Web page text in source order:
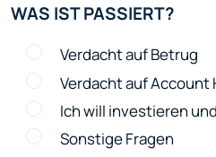
WAS IST PASSIERT?
Verdacht auf Betrug
Verdacht auf Account
Ich will investieren
Sonstige Fragen